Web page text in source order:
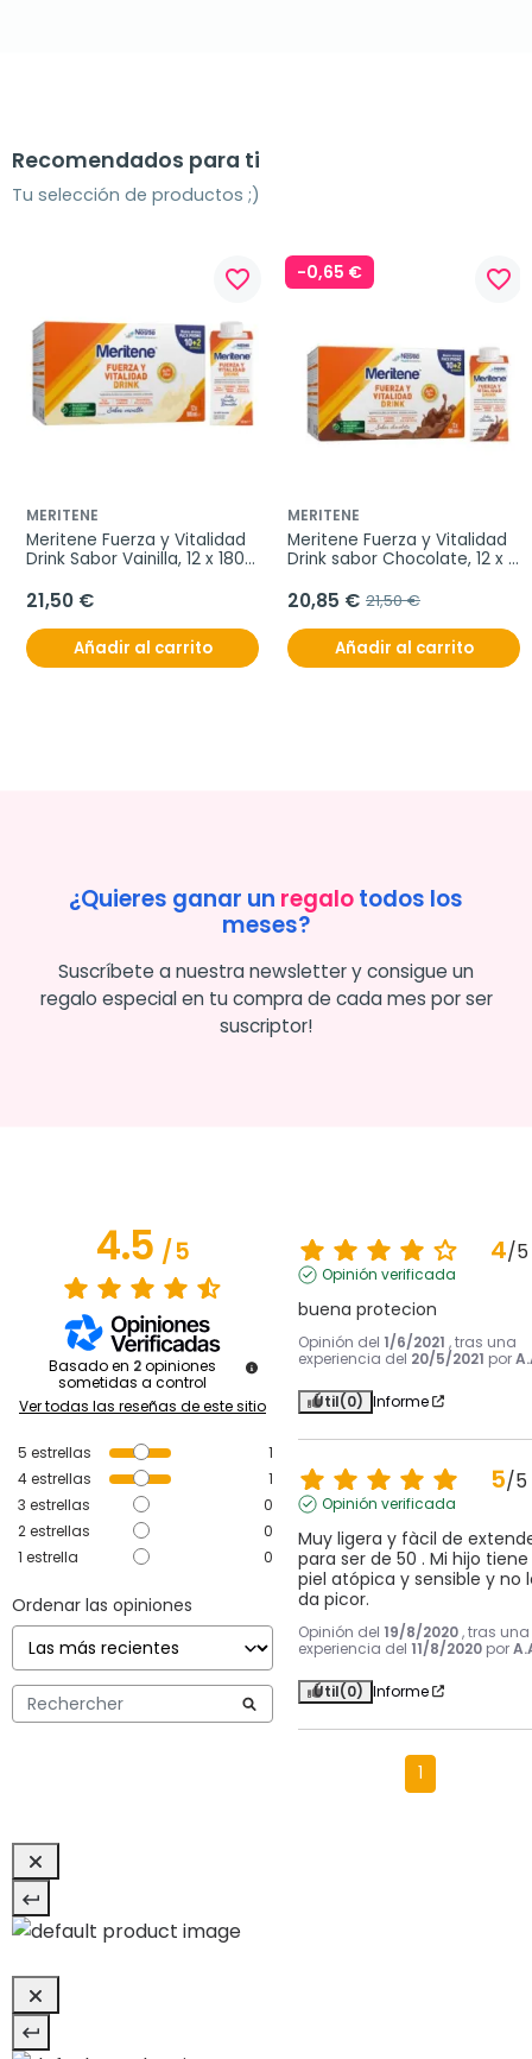
Recomendados para ti
Tu selección de productos ;)
favorite_border
MERITENE
Meritene Fuerza y Vitalidad
Drink Sabor Vainilla, 12 x 180
21,50 €
Añadir al carrito
-0,65 € favorite_border
MERITENE
Meritene Fuerza y Vitalidad
Drink sabor Chocolate, 12 x
20,85 € 21,50 €
Añadir al carrito
¿Quieres ganar un regalotodos los
meses?
Suscríbete a nuestra newsletter y consigue un
regalo especial en tu compra de cada mes por ser
suscriptor!
4.5/5
Basado en 2 opiniones
sometidas a control
Ver todas las reseñas de este sitio
5 estrellas
1
4estrellas
1
3 estrellas
0
2estrellas
0
1 estrella 0
Ordenar las opiniones
4/5
Opinión verificada
buena protecion
Opinión del 1/6/2021 , tras una
experiencia del 20/5/2021 por
Útil(0) Informe
5/5
Opinión verificada
Muy ligera y fàcil de
para ser de 50 . Mi hijo tiene
piel atópica y sensible y no
da picor.
Opinión del 19/8/2020 , tras una
experiencia del 11/8/2020 por
Útil(0) Informe
1